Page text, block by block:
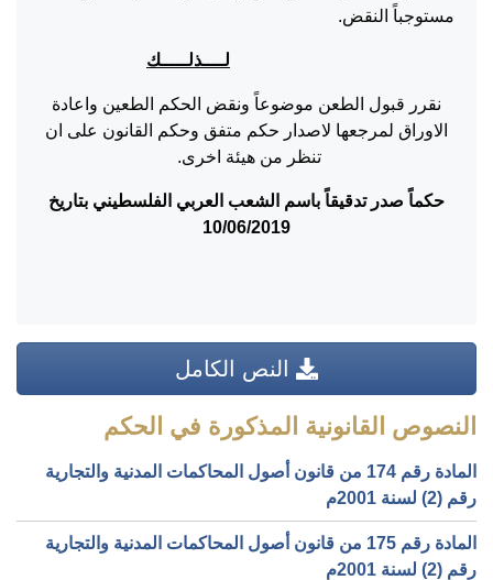
مستوجباً النقض.
لــــذلـــــك
نقرر قبول الطعن موضوعاً ونقض الحكم الطعين واعادة
الاوراق لمرجعها لاصدار حكم متفق وحكم القانون على ان
تنظر من هيئة اخرى.
حكماً صدر تدقيقاً باسم الشعب العربي الفلسطيني بتاريخ
10/06/2019
النص الكامل
النصوص القانونية المذكورة في الحكم
المادة رقم 174 من قانون أصول المحاكمات المدنية والتجارية
رقم (2) لسنة 2001م
المادة رقم 175 من قانون أصول المحاكمات المدنية والتجارية
رقم (2) لسنة 2001م